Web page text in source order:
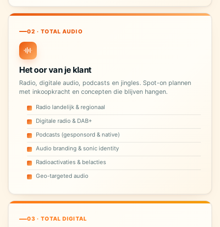
02 · TOTAL AUDIO
Het oor van je klant
Radio, digitale audio, podcasts en jingles. Spot-on plannen
met inkoopkracht en concepten die blijven hangen.
Radio landelijk & regionaal
Digitale radio & DAB+
Podcasts (gesponsord & native)
Audio branding & sonic identity
Radioactivaties & belacties
Geo-targeted audio
03 · TOTAL DIGITAL